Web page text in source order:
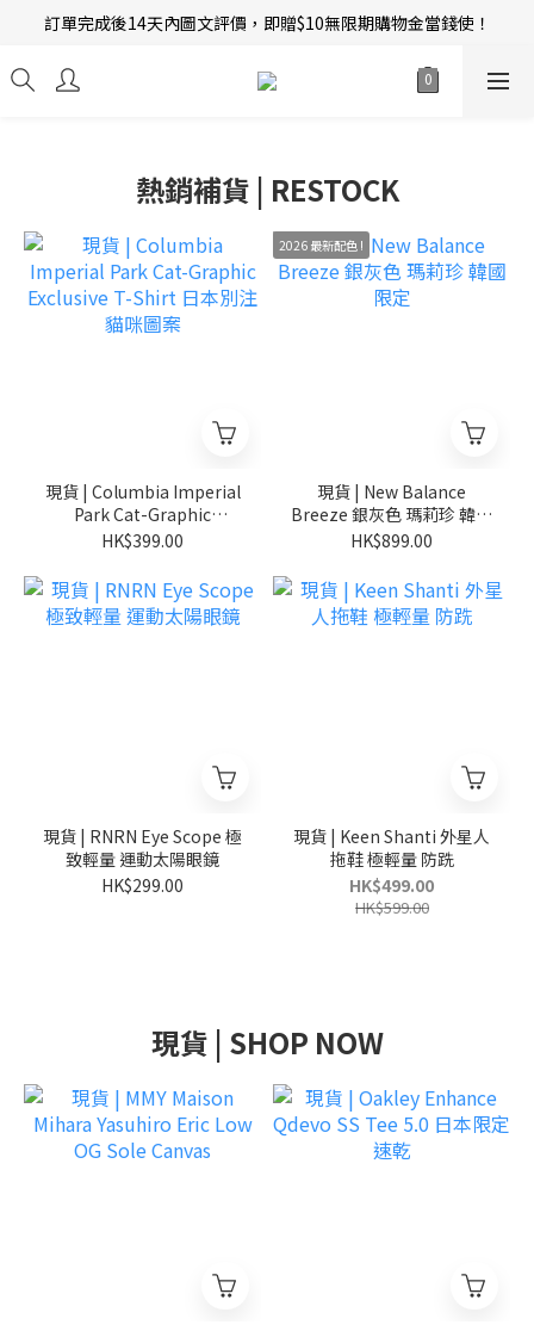
新會員招募中 | 即送 $12 購物金當錢使！
訂單完成後14天內圖文評價，即贈$10無限期購物金當錢使！
熱銷補貨 | RESTOCK
現貨 | Columbia Imperial
Park Cat-Graphic
Exclusive T-Shirt 日本別
HK$399.00
2026 最新配色 !
現貨 | New Balance
Breeze 銀灰色 瑪莉珍 韓國
限定
HK$899.00
現貨 | RNRN Eye Scope 極
致輕量 運動太陽眼鏡
HK$299.00
現貨 | Keen Shanti 外星人
拖鞋 極輕量 防跣
HK$499.00
HK$599.00
現貨 | SHOP NOW